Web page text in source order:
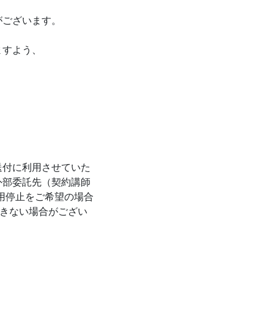
ざいます。
よう、
に利用させていた
委託先（契約講師
停止をご希望の場合
ない場合がござい